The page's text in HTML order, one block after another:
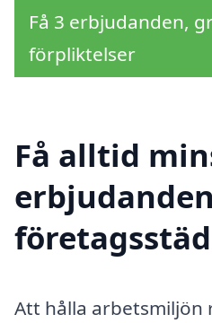
Få 3 erbjudanden,
förpliktelser
Få alltid
Att hålla arbetsmiljön